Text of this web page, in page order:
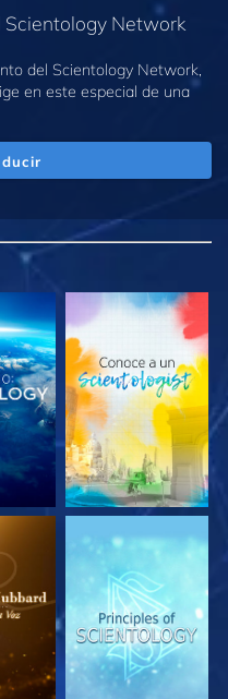
Scientology Network
del Scientology Network,
en este especial de una
EXPLORA LAS
SERIES